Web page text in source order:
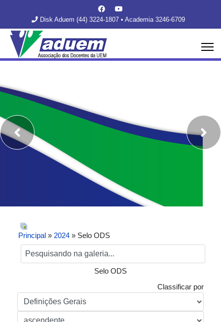
Disk Aduem (44) 3224-1807 • Academia 3246-6709
Principal » 2024 » Selo ODS
Selo ODS
Classificar por